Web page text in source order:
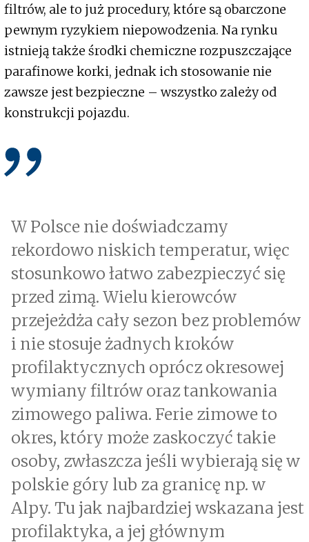
filtrów, ale to już procedury, które są obarczone
pewnym ryzykiem niepowodzenia. Na rynku
istnieją także środki chemiczne rozpuszczające
parafinowe korki, jednak ich stosowanie nie
zawsze jest bezpieczne – wszystko zależy od
konstrukcji pojazdu.
W Polsce nie doświadczamy
rekordowo niskich temperatur, więc
stosunkowo łatwo zabezpieczyć się
przed zimą. Wielu kierowców
przejeżdża cały sezon bez problemów
i nie stosuje żadnych kroków
profilaktycznych oprócz okresowej
wymiany filtrów oraz tankowania
zimowego paliwa. Ferie zimowe to
okres, który może zaskoczyć takie
osoby, zwłaszcza jeśli wybierają się w
polskie góry lub za granicę np. w
Alpy. Tu jak najbardziej wskazana jest
profilaktyka, a jej głównym